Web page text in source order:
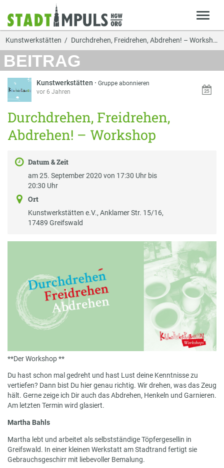
Kunstwerkstätten Durchdrehen, Freidrehen, Abdrehen! – Workshop
BEITRAG
Kunstwerkstätten ·Gruppe abonnieren
vor 6 Jahren
Durchdrehen, Freidrehen,
Abdrehen! – Workshop
Datum & Zeit
am 25. September 2020 von 17:30 Uhr bis
20:30 Uhr
Ort
Kunstwerkstätten e.V., Anklamer Str. 15/16,
17489 Greifswald
**Der Workshop **
Du hast schon mal gedreht und hast Lust deine Kenntnisse zu
vertiefen? Dann bist Du hier genau richtig. Wir drehen, was das Zeug
hält. Gerne zeige ich Dir auch das Abdrehen, Henkeln und Garnieren.
Am letzten Termin wird glasiert.
Martha Bahls
Martha lebt und arbeitet als selbstständige Töpfergesellin in
Greifswald. In einer kleinen Werkstatt am Stadtrand fertigt sie
Gebrauchsgeschirr mit liebevoller Bemalung.